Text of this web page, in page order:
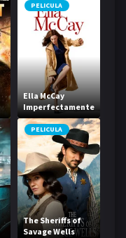
PELICULA
Ella McCay
Imperfectamente
perfecta
PELICULA
The Sheriffs of
Savage Wells